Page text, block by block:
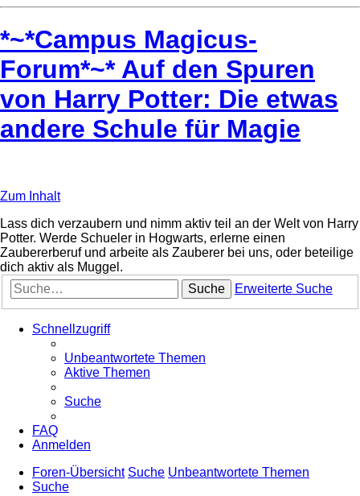
*~*Campus Magicus-
Forum*~* Auf den Spuren
von Harry Potter: Die etwas
andere Schule für Magie
Zum Inhalt
Lass dich verzaubern und nimm aktiv teil an der Welt von Harry
Potter. Werde Schueler in Hogwarts, erlerne einen
Zaubererberuf und arbeite als Zauberer bei uns, oder beteilige
dich aktiv als Muggel.
Suche
Erweiterte Suche
Schnellzugriff
Unbeantwortete Themen
Aktive Themen
Suche
FAQ
Anmelden
Foren-Übersicht Suche Unbeantwortete Themen
Suche